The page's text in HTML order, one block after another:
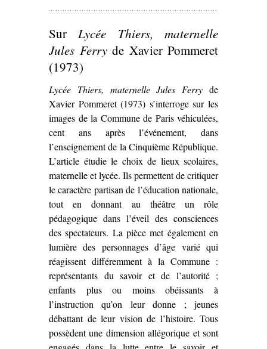
SurLycée Thiers, maternelle
Jules Ferryde Xavier Pommeret
(1973)
Lycée Thiers, maternelle Jules Ferry de
Xavier Pommeret (1973) s’interroge sur les
images de la Commune de Paris véhiculées,
cent ans après l’événement, dans
l’enseignement de la Cinquième République.
L’article étudie le choix de lieux scolaires,
maternelle et lycée. Ils permettent de critiquer
le caractère partisan de l’éducation nationale,
tout en donnant au théâtre un rôle
pédagogique dans l’éveil des consciences
des spectateurs. La pièce met également en
lumière des personnages d’âge varié qui
réagissent différemment à la Commune :
représentants du savoir et de l’autorité ;
enfants plus ou moins obéissants à
l’instruction qu’on leur donne ; jeunes
débattant de leur vision de l’histoire. Tous
possèdent une dimension allégorique et sont